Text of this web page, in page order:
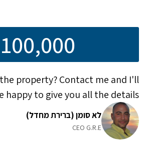
100,000
property? Contact me and I'll
happy to give you all the details!
לא סומן (ברירת מחדל)
CEO G.R.E